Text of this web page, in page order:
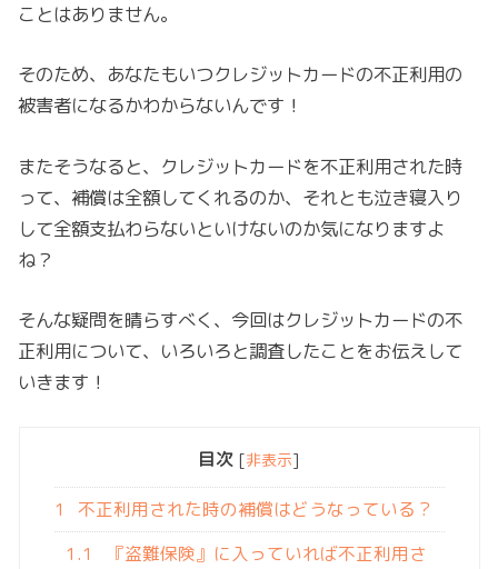
ことはありません。
そのため、あなたもいつクレジットカードの不正利用の
被害者になるかわからないんです！
またそうなると、クレジットカードを不正利用された時
って、補償は全額してくれるのか、それとも泣き寝入り
して全額支払わらないといけないのか気になりますよ
ね？
そんな疑問を晴らすべく、今回はクレジットカードの不
正利用について、いろいろと調査したことをお伝えして
いきます！
目次 [非表示]
1
不正利用された時の補償はどうなっている？
1.1
『盗難保険』に入っていれば不正利用さ